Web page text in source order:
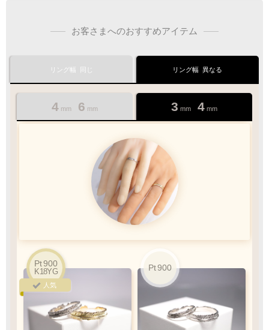
おすすめ
プレゼント用でも安心してご利用いただけます
Q&A
ラッピング
1商品
¥1,100
最適なケースで
お届けします
ご注文完了後、メールに記載の指定口座へ
にお振込をお願い致します
振込手数料
お願い致します
お客さまへのおすすめアイテム
リング幅 同じ
6 mm
K10PG
K18YG
人気
Pt900
K18YG
人気
3 mm
リング幅 異なる
4 mm 6 mm
Pt900
K18YG
人気
Pt900
人気
3 mm 4 mm
Pt900
K18YG
人気
Pt900